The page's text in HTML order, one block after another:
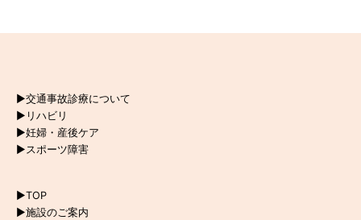
▶︎交通事故診療について
▶︎リハビリ
▶︎妊婦・産後ケア
▶︎スポーツ障害
▶︎TOP
▶︎施設のご案内